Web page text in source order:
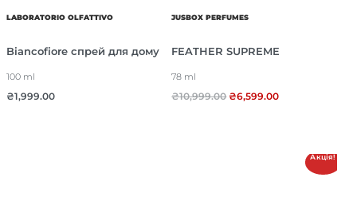
LABORATORIO OLFATTIVO
Biancofiore спрей для дому
100 ml
₴1,999.00
JUSBOX PERFUMES
FEATHER SUPREME
78 ml
₴10,999.00 ₴6,599.00
Акція!